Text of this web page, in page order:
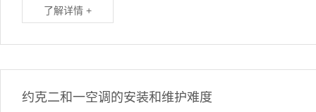
了解详情 +
约克二和一空调的安装和维护难度